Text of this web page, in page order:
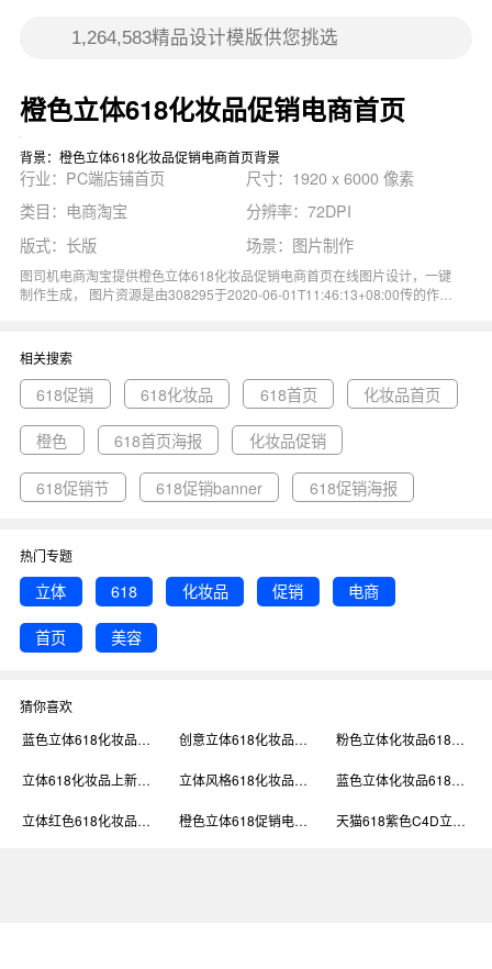
橙色立体618化妆品促销电商首页
背景：橙色立体618化妆品促销电商首页背景
行业：PC端店铺首页
尺寸：1920 x 6000 像素
类目：电商淘宝
分辨率：72DPI
版式：长版
场景：图片制作
图司机电商淘宝提供橙色立体618化妆品促销电商首页在线图片设计，一键
制作生成， 图片资源是由308295于2020-06-01T11:46:13+08:00传的作
美容主题。 主要用于PC端店铺首页行业，为您推荐与橙色立体618化妆品
促销电商首页相关的专题618促销, 618化妆品, 618首页等优质图片模板资
源。
相关搜索
618促销 618化妆品 618首页 化妆品首页
橙色 618首页海报 化妆品促销
618促销节 618促销banner 618促销海报
热门专题
立体 618 化妆品 促销 电商
首页 美容
猜你喜欢
蓝色立体618化妆品促销电商首页
创意立体618化妆品促销电商首页 粉色立体化妆品618打折促销电商首页
立体618化妆品上新促销电商首页 立体风格618化妆品促销电商首页 蓝色立体化妆品618促销电商首页
立体红色618化妆品促销电商首页 橙色立体618促销电商首页 天猫618紫色C4D立体风化妆品电商首页模板PC端